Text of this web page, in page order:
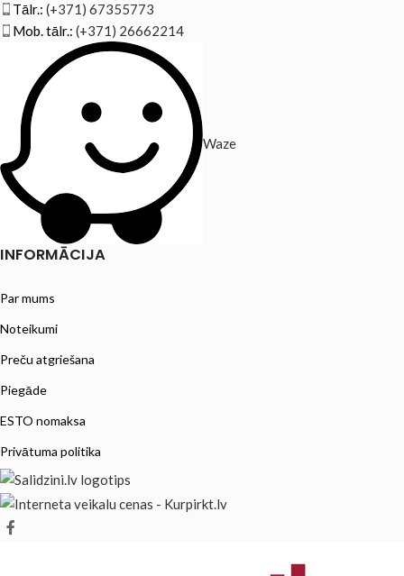
Tālr.: (+371) 67355773
Mob. tālr.: (+371) 26662214
Waze
INFORMĀCIJA
Par mums
Noteikumi
Preču atgriešana
Piegāde
ESTO nomaksa
Privātuma politika